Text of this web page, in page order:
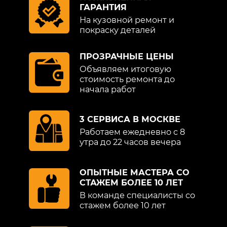
Мы никогда не задерживаем работу и
выполняем работу в оговоренные с
Профессионализм мастеров – это
обязательный момент в нашей
деятельности, ведь в компании
«Детейлингоф» любители не работают.
поменять капот на новый (в случае
отсутствия возможности восстановления
кузовного элемента).
ремонта капота распространяется
гарантия. После окончания
восстановительных работ автомобилист
получит ТС, капот которого будет в
ГАРАНТИЯ
На кузовной ремонт и
покраску деталей
ПРОЗРАЧНЫЕ ЦЕНЫ
Объявляем итоговую
стоимость ремонта до
начала работ
3 СЕРВИСА В МОСКВЕ
Работаем ежедневно с 8
утра до 22 часов вечера
ОПЫТНЫЕ МАСТЕРА СО
СТАЖЕМ БОЛЕЕ 10 ЛЕТ
В команде специалисты со
стажем более 10 лет